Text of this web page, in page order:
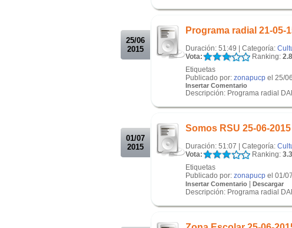
25/06
2015
Programa radial 21-05-
Duración: 51:49 | Categoría:
Vota:
Ranking: 2.8
Etiquetas
Publicado por: zonapucp el 25/
Insertar Comentario
Descripción: Programa radial
01/07
2015
Somos RSU 25-06-2015
Duración: 51:07 | Categoría:
Vota:
Ranking: 3.3
Etiquetas
Publicado por: zonapucp el 01/
Insertar Comentario | Descargar
Descripción: Programa radial